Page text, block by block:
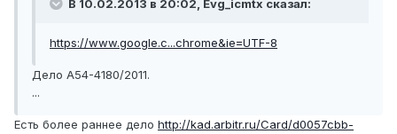
В 10.02.2013 в 20:02, Evg_icmtx сказал:
https://www.google.c...chrome&ie=UTF-8
Дело А54-4180/2011.
...
Есть более раннее дело http://kad.arbitr.ru/Card/d0057cbb-